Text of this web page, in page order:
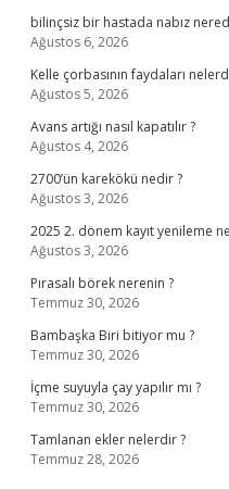
bilinçsiz bir hastada nabız
Ağustos 6, 2026
Kelle çorbasının faydaları
Ağustos 5, 2026
Avans artığı nasıl kapatılır ?
Ağustos 4, 2026
2700’ün karekökü nedir ?
Ağustos 3, 2026
2025 2. dönem kayıt yenileme
Ağustos 3, 2026
Pırasalı börek nerenin ?
Temmuz 30, 2026
Bambaşka Biri bitiyor mu ?
Temmuz 30, 2026
İçme suyuyla çay yapılır mı ?
Temmuz 30, 2026
Tamlanan ekler nelerdir ?
Temmuz 28, 2026